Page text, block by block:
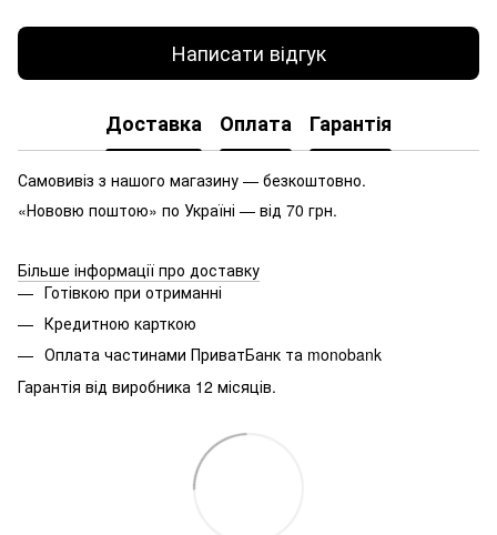
Написати відгук
Доставка Оплата Гарантія
Самовивіз з нашого магазину — безкоштовно.
«Нововю поштою» по Україні — від 70 грн.
Більше інформації про доставку
Готівкою при отриманні
Кредитною карткою
Оплата частинами ПриватБанк та monobank
Гарантія від виробника 12 місяців.